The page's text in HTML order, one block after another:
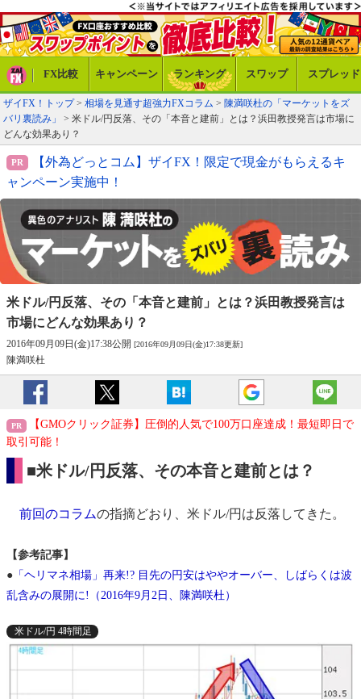
FX比較 キャンペーン ランキング スワップ スプレッド
ザイFX！トップ> 相場を見通す超強力FXコラム > 陳満咲杜の「マーケットをズ
バリ裏読み」
> 米ドル/円反落、その「本音と建前」とは？浜田教授発言は市場に
どんな効果あり？
【外為どっとコム】ザイFX！限定で現金がもらえるキ
ャンペーン実施中！
米ドル/円反落、その「本音と建前」とは？浜田教授発言は
市場にどんな効果あり？
2016年09月09日(金)17:38公開 [2016年09月09日(金)17:38更新]
陳満咲杜
【GMOクリック証券】圧倒的人気で100万口座達成！最短即日で
取引可能！
■米ドル/円反落、その本音と建前とは？
前回のコラムの指摘どおり、米ドル/円は反落してきた。
【参考記事】
● 「ヘリマネ相場」再来!? 目先の円安はややオーバー、しばらくは波
乱含みの展開に!（2016年9月2日、陳満咲杜）
米ドル/円 4時間足